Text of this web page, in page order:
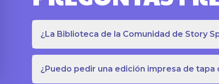
¿La Biblioteca de la Comunidad de Story
¿Puedo pedir una edición impresa de